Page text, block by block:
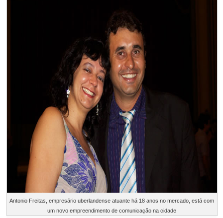
Antonio Freitas, empresário uberlandense atuante há 18 anos no mercado, está com
um novo empreendimento de comunicação na cidade